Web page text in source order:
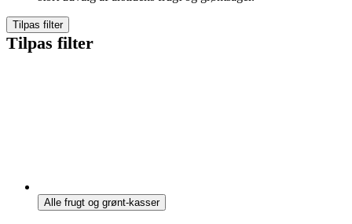
Tilpas filter
Tilpas filter
Alle frugt og grønt-kasser